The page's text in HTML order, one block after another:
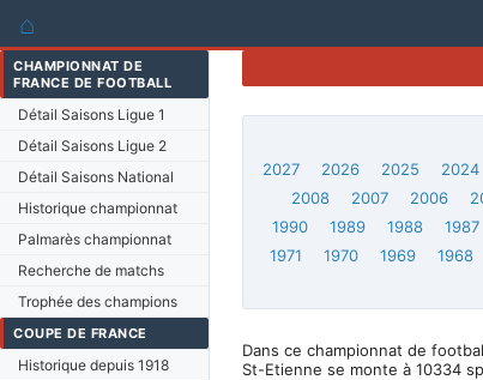
⌂
CHAMPIONNAT DE
FRANCE DE FOOTBALL
Détail Saisons Ligue 1
Détail Saisons Ligue 2
Détail Saisons National
Historique championnat
Palmarès championnat
Recherche de matchs
Trophée des champions
COUPE DE FRANCE
Historique depuis 1918
2027
2026 2025 2024
2008
2007 2006
1990
1989 1988 1987
1971
1970 1969 1968
Dans ce championnat de
St-Etienne se monte à 10334